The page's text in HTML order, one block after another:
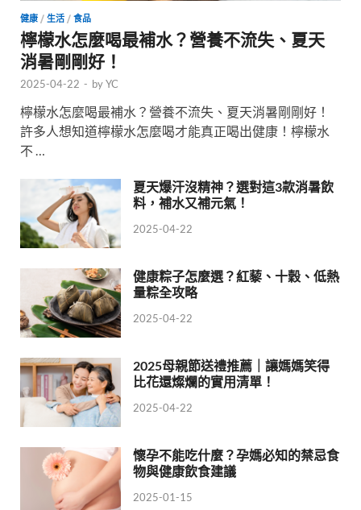
健康 / 生活 / 食品
檸檬水怎麼喝最補水？營養不流失、夏天
消暑剛剛好！
2025-04-22 - byYC
檸檬水怎麼喝最補水？營養不流失、夏天消暑剛剛好！
許多人想知道檸檬水怎麼喝才能真正喝出健康！檸檬水
不 …
夏天爆汗沒精神？選對這3款消暑飲
料，補水又補元氣！
2025-04-22
健康粽子怎麼選？紅藜、十穀、低熱
量粽全攻略
2025-04-22
2025母親節送禮推薦｜讓媽媽笑得
比花還燦爛的實用清單！
2025-04-22
懷孕不能吃什麼？孕媽必知的禁忌食
物與健康飲食建議
2025-01-15